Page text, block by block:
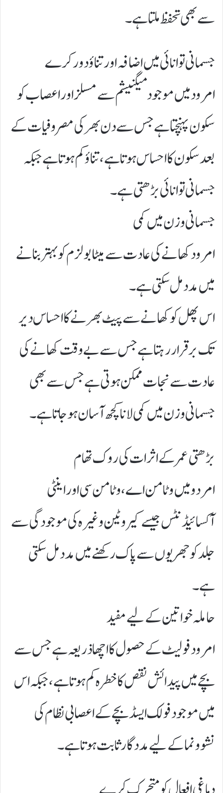
سے بھی تحفظ ملتا ہے۔
جسمانی توانائی میں اضافہ اور تناؤ دور کرے
امرود میں موجود میگنیشم سے مسلز اور اعصاب کو
سکون پہنچتا ہے جس سے دن بھر کی مصروفیات کے
بعد سکون کا احساس ہوتا ہے، تناؤ کم ہوتا ہے جبکہ
جسمانی توانائی بڑھتی ہے۔
جسمانی وزن میں کمی
امرود کھانے کی عادت سے میٹابولزم کو بہتر بنانے
میں مدد مل سکتی ہے ۔
اس پھل کو کھانے سے پیٹ بھرنے کا احساس دیر
تک برقرار رہتا ہے جس سے بے وقت کھانے کی
عادت سے نجات ممکن ہوتی ہے جس سے بھی
جسمانی وزن میں کمی لانا کچھ آسان ہوجاتا ہے۔
بڑھتی عمر کے اثرات کی روک تھام
امردو میں وٹامن اے، وٹامن سی اور اینٹی
آکسائیڈنٹس جیسے کیروٹین وغیرہ کی موجودگی سے
جلد کو جھریوں سے پاک رکھنے میں مدد مل سکتی
ہے۔
حاملہ خواتین کے لیے مفید
امرود فولیٹ کے حصول کا اچھا ذریعہ ہے جس سے
بچے میں پیدائش نقص کا خطرہ کم ہوتا ہے، جبکہ اس
میں موجود فولک ایسڈ بچے کے اعصابی نظام کی
نشوونما کے لیے مددگار ثابت ہوتا ہے۔